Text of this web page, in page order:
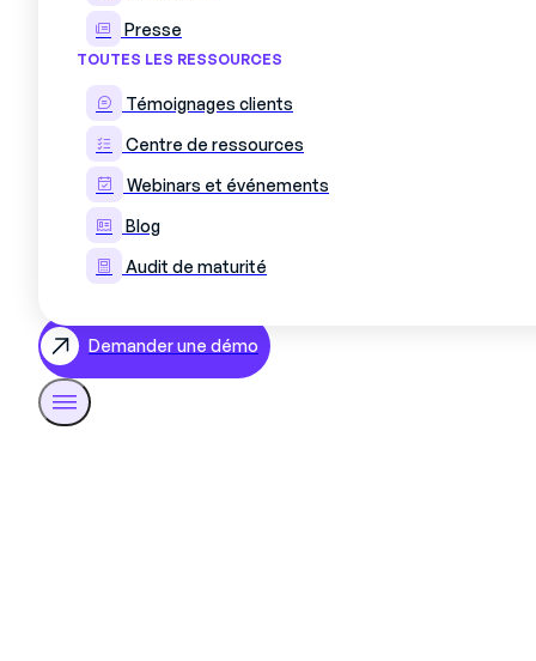
Presse
TOUTES LES RESSOURCES
Témoignages clients
Centre de ressources
Webinars et événements
Blog
Audit de maturité
Demander une démo